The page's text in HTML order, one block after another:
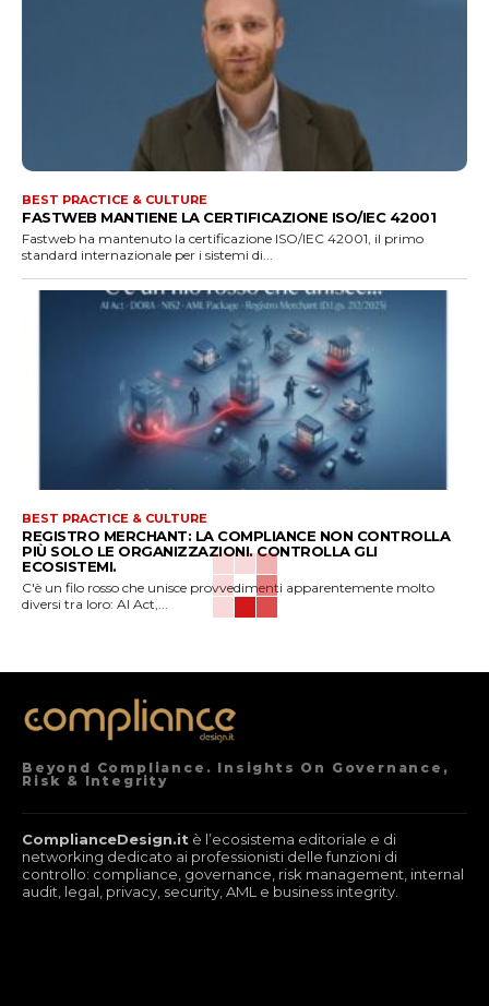
BEST PRACTICE & CULTURE
FASTWEB MANTIENE LA CERTIFICAZIONE ISO/IEC 42001
Fastweb ha mantenuto la certificazione ISO/IEC 42001, il primo
standard internazionale per i sistemi di...
BEST PRACTICE & CULTURE
REGISTRO MERCHANT: LA COMPLIANCE NON CONTROLLA
PIÙ SOLO LE ORGANIZZAZIONI. CONTROLLA GLI
ECOSISTEMI.
C'è un filo rosso che unisce provvedimenti apparentemente molto
diversi tra loro: AI Act,...
Beyond Compliance. Insights On Governance,
Risk & Integrity
ComplianceDesign.it è l’ecosistema editoriale e di
networking dedicato ai professionisti delle funzioni di
controllo: compliance, governance, risk management, internal
audit, legal, privacy, security, AML e business integrity.